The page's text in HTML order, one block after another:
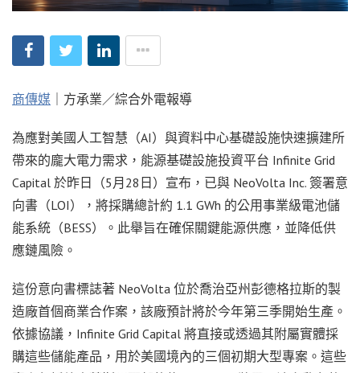
商傳媒 ｜方承業／綜合外電報導
為應對美國人工智慧（AI）與資料中心基礎設施快速擴建所
帶來的龐大電力需求，能源基礎設施投資平台 Infinite Grid
Capital 於昨日（5月28日）宣布，已與 NeoVolta Inc. 簽署意
向書（LOI），將採購總計約 1.1 GWh 的公用事業級電池儲
能系統（BESS）。此舉旨在確保關鍵能源供應，並降低供
應鏈風險。
這份意向書標誌著 NeoVolta 位於喬治亞州彭德格拉斯的製
造廠首個商業合作案，該廠預計將於今年第三季開始生產。
依據協議，Infinite Grid Capital 將直接或透過其附屬實體採
購這些儲能產品，用於美國境內的三個初期大型專案。這些